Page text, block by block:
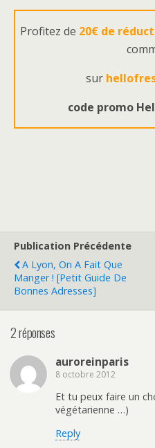
Profitez de 20€ de
sur
code promo
Publication Précédente
A Lyon, On A Fait Que
Manger ! [Petit Guide De
Bonnes Adresses]
2 réponses
auroreinparis
8 octobre 2012
Et tu peux faire un
végétarienne …)
Reply